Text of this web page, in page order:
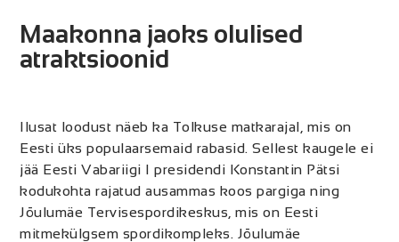
Maakonna jaoks olulised
atraktsioonid
Ilusat loodust näeb ka Tolkuse matkarajal, mis on
Eesti üks populaarsemaid rabasid. Sellest kaugele ei
jää Eesti Vabariigi I presidendi Konstantin Pätsi
kodukohta rajatud ausammas koos pargiga ning
Jõulumäe Tervisespordikeskus, mis on Eesti
mitmekülgsem spordikompleks. Jõulumäe